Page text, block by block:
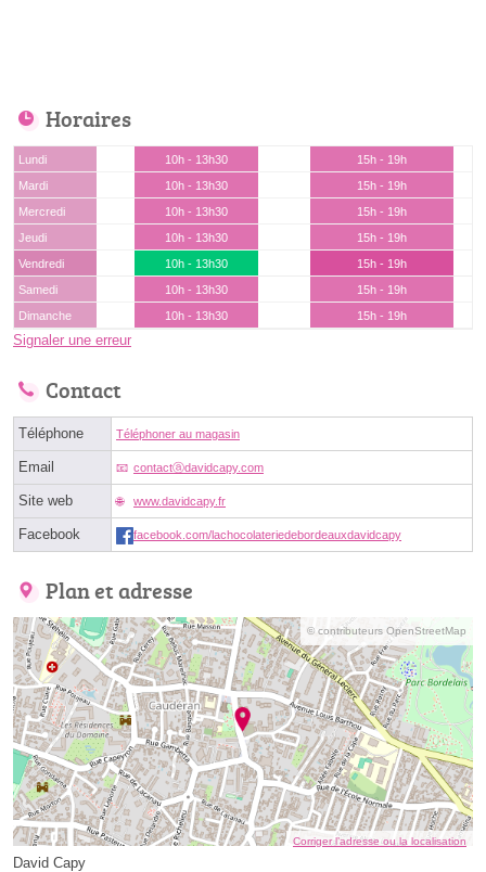
Horaires
Lundi 10h - 13h30
15h - 19h
Mardi
10h - 13h30
15h - 19h
Mercredi
10h - 13h30
15h - 19h
Jeudi
10h - 13h30
15h - 19h
Vendredi
10h - 13h30
15h - 19h
Samedi
10h - 13h30
15h - 19h
Dimanche
10h - 13h30 15h - 19h
Signaler une erreur
Contact
Téléphone Téléphoner au magasin
Email contactⓐdavidcapy.com
Site web www.davidcapy.fr
Facebook facebook.com/lachocolateriedebordeauxdavidcapy
Plan et adresse
© contributeurs OpenStreetMap
Corriger l’adresse ou la localisation
David Capy